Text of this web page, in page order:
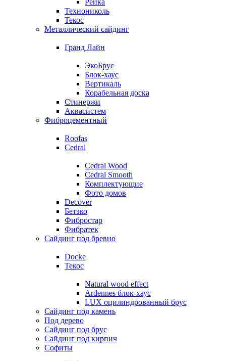
Рейка
Технониколь
Текос
Металлический сайдинг
Гранд Лайн
ЭкоБрус
Блок-хаус
Вертикаль
Корабельная доска
Стинержи
Аквасистем
Фиброцементный
Roofas
Cedral
Cedral Wood
Cedral Smooth
Комплектующие
Фото домов
Decover
Бетэко
Фибростар
Фибратек
Сайдинг под бревно
Docke
Текос
Natural wood effect
Ardennes блок-хаус
LUX оцилиндрованный брус
Сайдинг под камень
Под дерево
Сайдинг под брус
Сайдинг под кирпич
Софиты